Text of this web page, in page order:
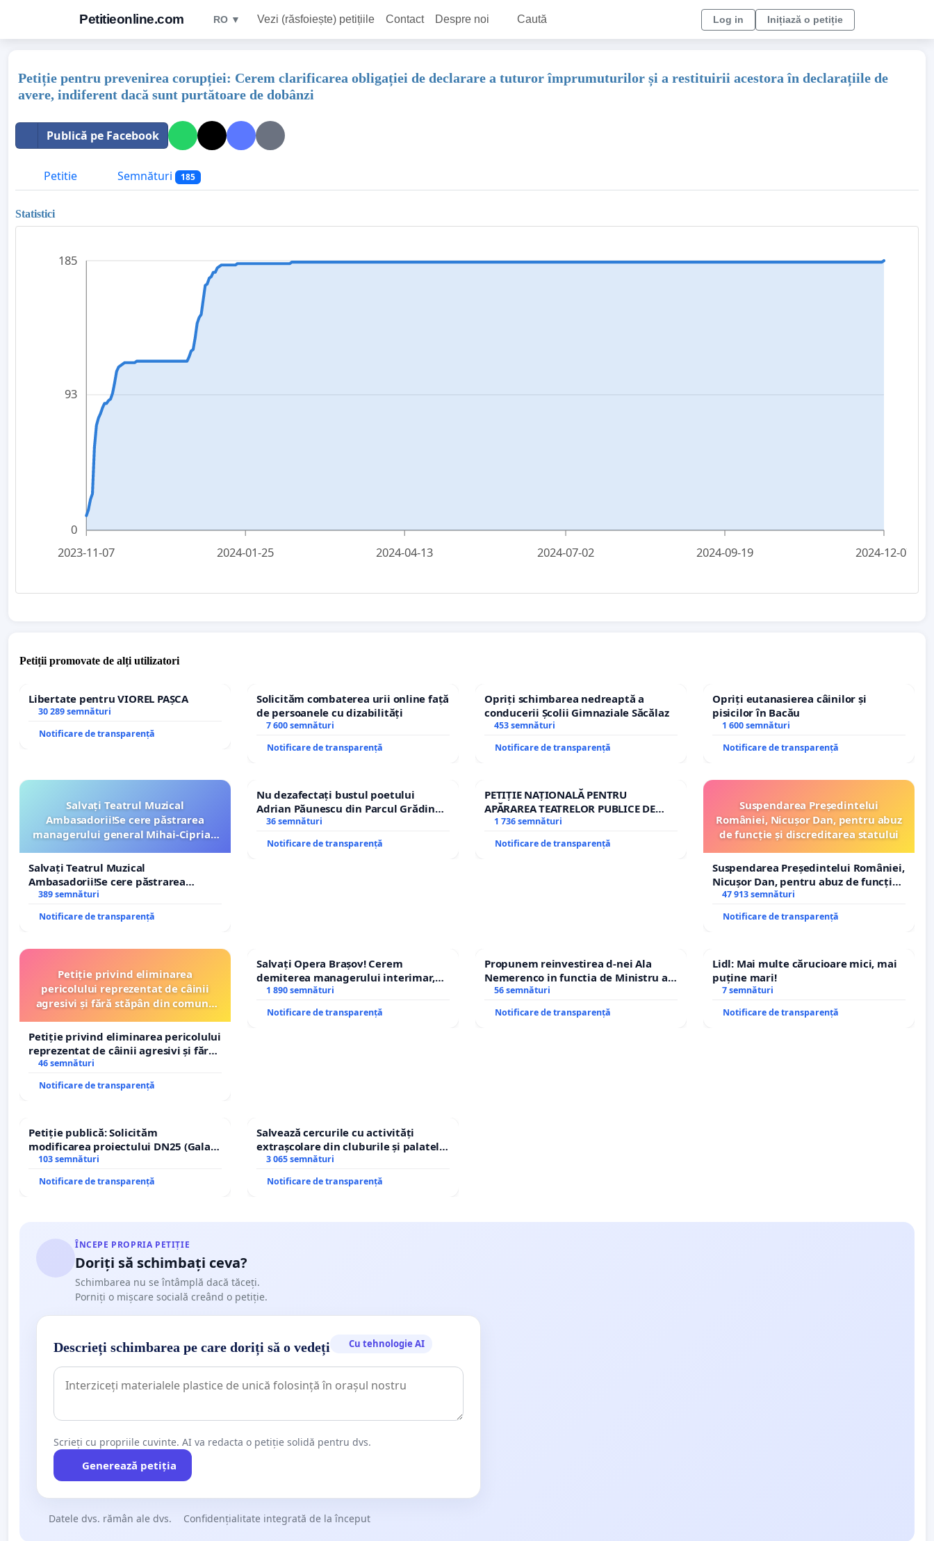
Petitieonline.com RO ▼ Vezi (răsfoiește) petițiile Contact Despre noi Caută Log in Inițiază o petiție
Petiție pentru prevenirea corupției: Cerem clarificarea obligației de declarare a tuturor împrumuturilor și a restituirii acestora în declarațiile de
avere, indiferent dacă sunt purtătoare de dobânzi
Publică pe Facebook
Petitie Semnături 185
Statistici
0
93
185
2023-11-07 2024-01-25 2024-04-13 2024-07-02 2024-09-19 2024-12-07
Petiții promovate de alți utilizatori
Libertate pentru VIOREL PAȘCA
30 289 semnături
Notificare de transparență
Solicităm combaterea urii online față
de persoanele cu dizabilități
7 600 semnături
Notificare de transparență
Opriți schimbarea nedreaptă a
conducerii Școlii Gimnaziale Săcălaz
453 semnături
Notificare de transparență
Opriți eutanasierea câinilor și
pisicilor în Bacău
1 600 semnături
Notificare de transparență
Salvați Teatrul Muzical
Ambasadorii!Se cere păstrarea
managerului general Mihai-Ciprian
Salvați Teatrul Muzical
Ambasadorii!Se cere păstrarea
managerului general Mihai-Ciprian
ROGOJAN
389 semnături
Notificare de transparență
Nu dezafectați bustul poetului
Adrian Păunescu din Parcul Grădina
Icoanei! Stop cenzurii culturale!
36 semnături
Notificare de transparență
PETIȚIE NAȚIONALĂ PENTRU
APĂRAREA TEATRELOR PUBLICE DE
REPERTORIU DIN ROMÂNIA
1 736 semnături
Notificare de transparență
Suspendarea Președintelui
României, Nicușor Dan, pentru abuz
de funcție și discreditarea statului
Suspendarea Președintelui României,
Nicușor Dan, pentru abuz de funcție
și discreditarea statului
47 913 semnături
Notificare de transparență
Petiție privind eliminarea
pericolului reprezentat de câinii
agresivi și fără stăpân din comuna
Petiție privind eliminarea pericolului
reprezentat de câinii agresivi și fără
stăpân din comuna Tunari
46 semnături
Notificare de transparență
Salvați Opera Brașov! Cerem
demiterea managerului interimar,
Petrean Lucian-Marius!
1 890 semnături
Notificare de transparență
Propunem reinvestirea d-nei Ala
Nemerenco in functia de Ministru al
Sanatatii
56 semnături
Notificare de transparență
Lidl: Mai multe cărucioare mici, mai
puține mari!
7 semnături
Notificare de transparență
Petiție publică: Solicităm
modificarea proiectului DN25 (Galați
– Hanu Conachi) prin devierea
traseului în afara localităților!
103 semnături
Notificare de transparență
Salvează cercurile cu activități
extrașcolare din cluburile și palatele
copiilor
3 065 semnături
Notificare de transparență
ÎNCEPE PROPRIA PETIȚIE
Doriți să schimbați ceva?
Schimbarea nu se întâmplă dacă tăceți.
Porniți o mișcare socială creând o petiție.
Descrieți schimbarea pe care doriți să o vedeți Cu tehnologie AI
Scrieți cu propriile cuvinte. AI va redacta o petiție solidă pentru dvs.
Generează petiția
Datele dvs. rămân ale dvs. Confidențialitate integrată de la început